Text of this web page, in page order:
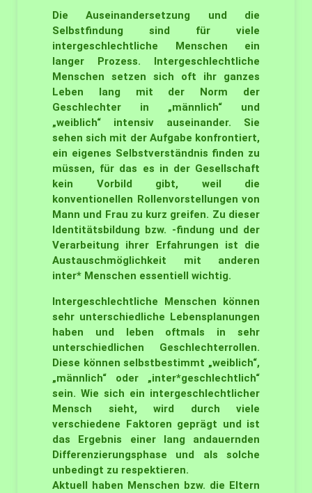
Die Auseinandersetzung und die
Selbstfindung sind für viele
intergeschlechtliche Menschen ein
langer Prozess. Intergeschlechtliche
Menschen setzen sich oft ihr ganzes
Leben lang mit der Norm der
Geschlechter in „männlich“ und
„weiblich“ intensiv auseinander. Sie
sehen sich mit der Aufgabe konfrontiert,
ein eigenes Selbstverständnis finden zu
müssen, für das es in der Gesellschaft
kein Vorbild gibt, weil die
konventionellen Rollenvorstellungen von
Mann und Frau zu kurz greifen. Zu dieser
Identitätsbildung bzw. -findung und der
Verarbeitung ihrer Erfahrungen ist die
Austauschmöglichkeit mit anderen
inter* Menschen essentiell wichtig.
Intergeschlechtliche Menschen können
sehr unterschiedliche Lebensplanungen
haben und leben oftmals in sehr
unterschiedlichen Geschlechterrollen.
Diese können selbstbestimmt „weiblich“,
„männlich“ oder „inter*geschlechtlich“
sein. Wie sich ein intergeschlechtlicher
Mensch sieht, wird durch viele
verschiedene Faktoren geprägt und ist
das Ergebnis einer lang andauernden
Differenzierungsphase und als solche
unbedingt zu respektieren.
Aktuell haben Menschen bzw. die Eltern